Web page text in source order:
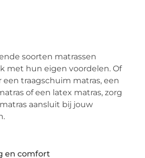
soorten matrassen
met hun eigen voordelen. Of
een traagschuim matras, een
of een latex matras, zorg
aansluit bij jouw
en comfort